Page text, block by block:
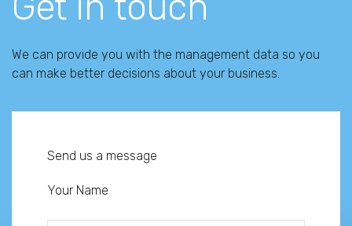
We can provide you with the management data so you
can make better decisions about your business.
Send us a message
Your Name